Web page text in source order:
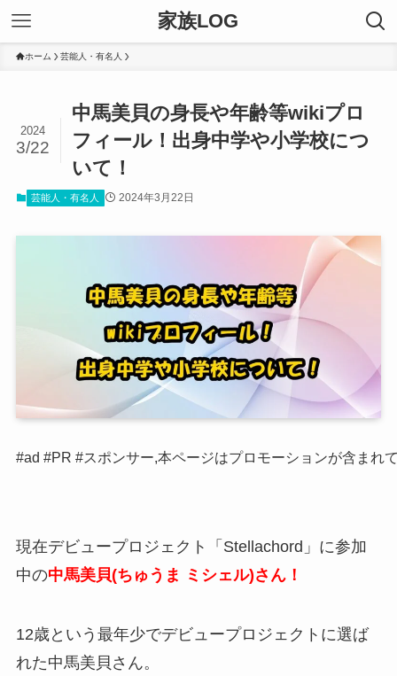
家族LOG
ホーム 芸能人・有名人
中馬美貝の身長や年齢等wikiプロ
フィール！出身中学や小学校につ
いて！
2024
3/22
芸能人・有名人 2024年3月22日
#ad #PR #スポンサー,本ページはプロモーションが含まれ
現在デビュープロジェクト「Stellachord」に参加
中の中馬美貝(ちゅうま ミシェル)さん！
12歳という最年少でデビュープロジェクトに選ば
れた中馬美貝さん。